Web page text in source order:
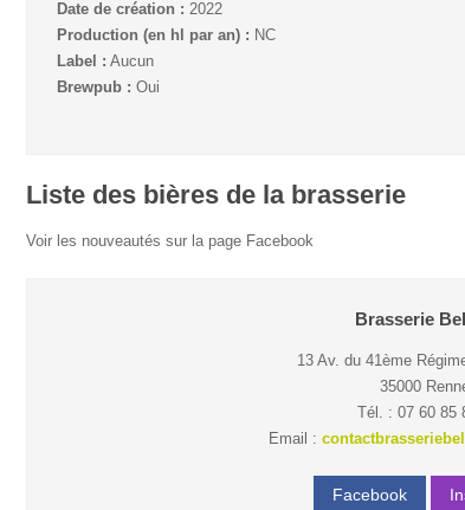
Date de création : 2022
Production (en hl par an) : NC
Label : Aucun
Brewpub : Oui
Liste des bières de la brasserie
Voir les nouveautés sur la page Facebook
Brasserie
13 Av. du 41ème
35000
Tél. : 07 60 85
Email :
Facebook